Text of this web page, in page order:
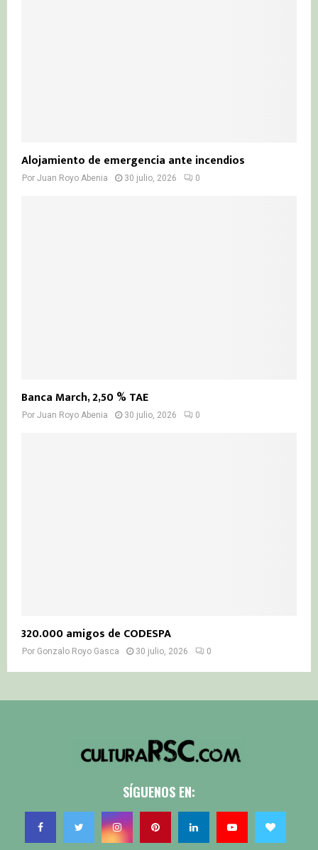
Alojamiento de emergencia ante incendios
Por Juan Royo Abenia 30 julio, 2026 0
Banca March, 2,50 % TAE
Por Juan Royo Abenia 30 julio, 2026 0
320.000 amigos de CODESPA
Por Gonzalo Royo Gasca 30 julio, 2026 0
SÍGUENOS EN: